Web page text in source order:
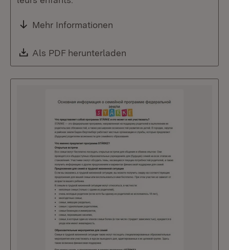
Mehr Informationen
Download:
Als PDF herunterladen